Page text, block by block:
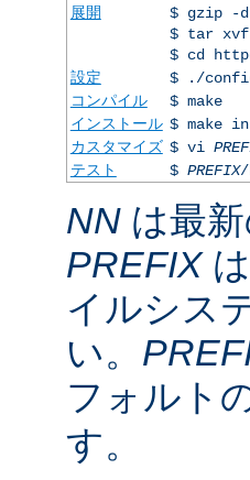
展開
$ gzip -
$ tar
$ cd
設定
$ ./
コンパイル
$ make
インストール $ make
カスタマイズ $ vi
テスト
$ PREFIX/
NN は最
PREFIXは
イルシス
い。
フォルト
す。